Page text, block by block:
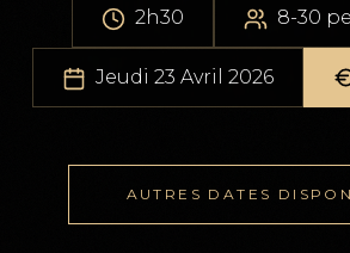
2h30 8-30
Jeudi 23 Avril 2026
AUTRES DATES